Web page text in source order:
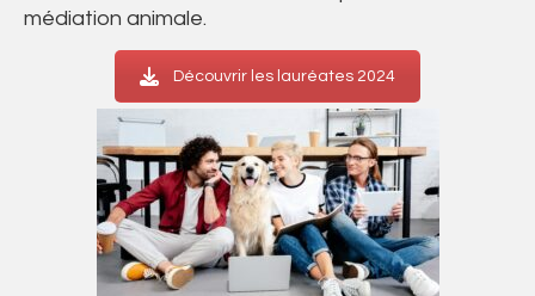
médiation animale.
Découvrir les lauréates 2024